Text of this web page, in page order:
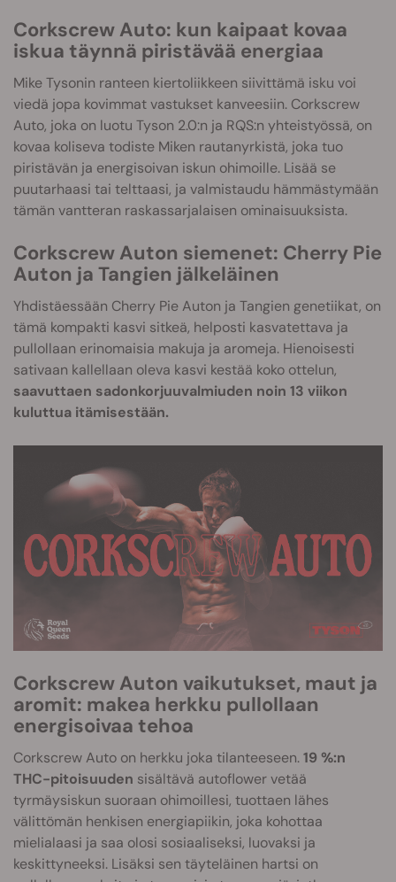
Corkscrew Auto: kun kaipaat kovaa
iskua täynnä piristävää energiaa
Mike Tysonin ranteen kiertoliikkeen siivittämä isku voi
viedä jopa kovimmat vastukset kanveesiin. Corkscrew
Auto, joka on luotu Tyson 2.0:n ja RQS:n yhteistyössä, on
kovaa koliseva todiste Miken rautanyrkistä, joka tuo
piristävän ja energisoivan iskun ohimoille. Lisää se
puutarhaasi tai telttaasi, ja valmistaudu hämmästymään
tämän vantteran raskassarjalaisen ominaisuuksista.
Corkscrew Auton siemenet: Cherry Pie
Auton ja Tangien jälkeläinen
Yhdistäessään Cherry Pie Auton ja Tangien genetiikat, on
tämä kompakti kasvi sitkeä, helposti kasvatettava ja
pullollaan erinomaisia makuja ja aromeja. Hienoisesti
sativaan kallellaan oleva kasvi kestää koko ottelun,
saavuttaen sadonkorjuuvalmiuden noin 13 viikon
kuluttua itämisestään.
Corkscrew Auton vaikutukset, maut ja
aromit: makea herkku pullollaan
energisoivaa tehoa
Corkscrew Auto on herkku joka tilanteeseen.19 %:n
THC-pitoisuuden sisältävä autoflower vetää
tyrmäysiskun suoraan ohimoillesi, tuottaen lähes
välittömän henkisen energiapiikin, joka kohottaa
mielialaasi ja saa olosi sosiaaliseksi, luovaksi ja
keskittyneeksi. Lisäksi sen täyteläinen hartsi on